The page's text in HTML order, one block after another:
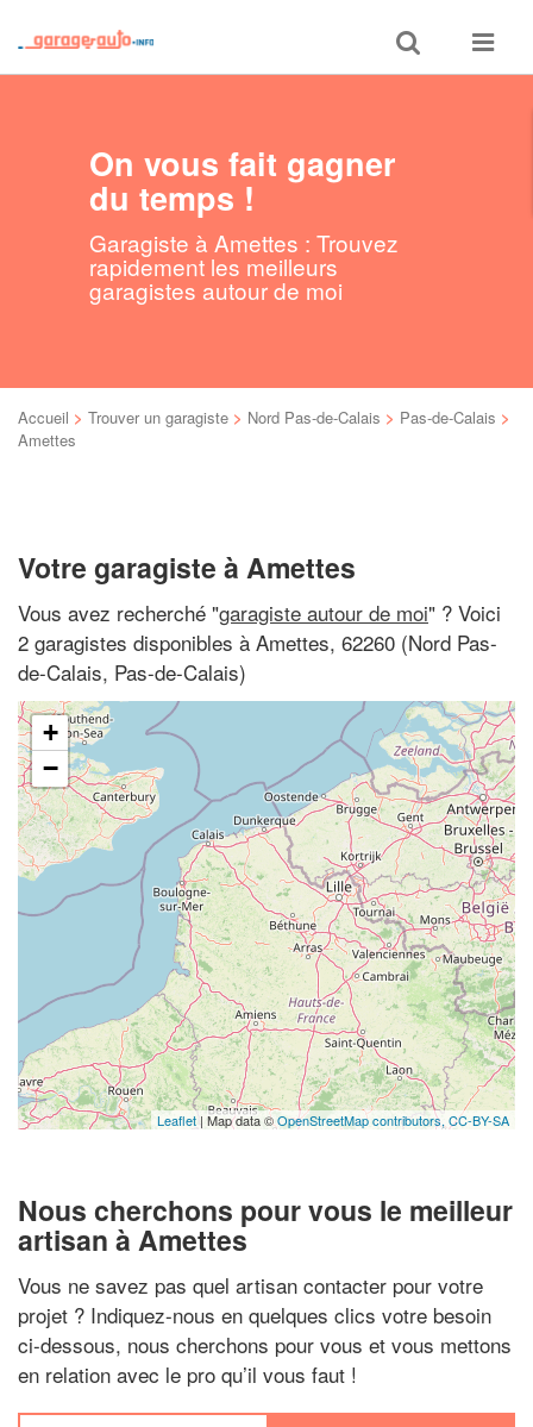
Toggle
search
Toggle
On vous fait gagner
du temps !
Garagiste à Amettes : Trouvez
rapidement les meilleurs
garagistes autour de moi
Accueil > Trouver un garagiste > Nord Pas-de-Calais > Pas-de-Calais >
Amettes
Votre garagiste à Amettes
Vous avez recherché "garagiste autour de moi" ? Voici
2 garagistes disponibles à Amettes, 62260 (Nord Pas-
de-Calais, Pas-de-Calais)
+
−
Leaflet | Map data ©OpenStreetMap contributors, CC-BY-SA
Nous cherchons pour vous le meilleur
artisan à Amettes
Vous ne savez pas quel artisan contacter pour votre
projet ? Indiquez-nous en quelques clics votre besoin
ci-dessous, nous cherchons pour vous et vous mettons
en relation avec le pro qu’il vous faut !